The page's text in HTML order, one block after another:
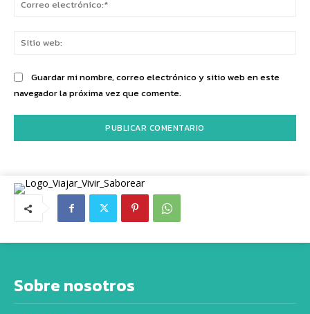
Guardar mi nombre, correo electrónico y sitio web en este
navegador la próxima vez que comente.
Sobre nosotros